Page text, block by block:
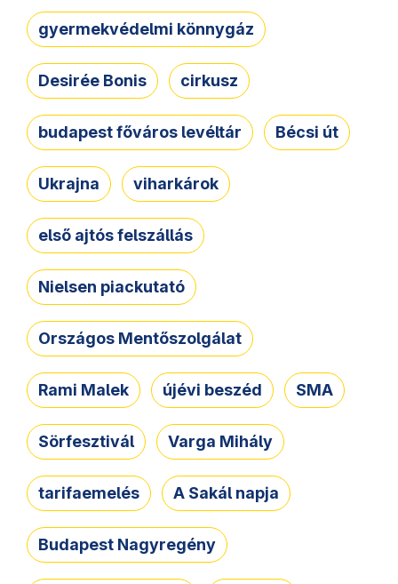
gyermekvédelmi könnygáz
Desirée Bonis cirkusz
budapest főváros levéltár Bécsi út
Ukrajna viharkárok
első ajtós felszállás
Nielsen piackutató
Országos Mentőszolgálat
Rami Malek újévi beszéd SMA
Sörfesztivál Varga Mihály
tarifaemelés A Sakál napja
Budapest Nagyregény